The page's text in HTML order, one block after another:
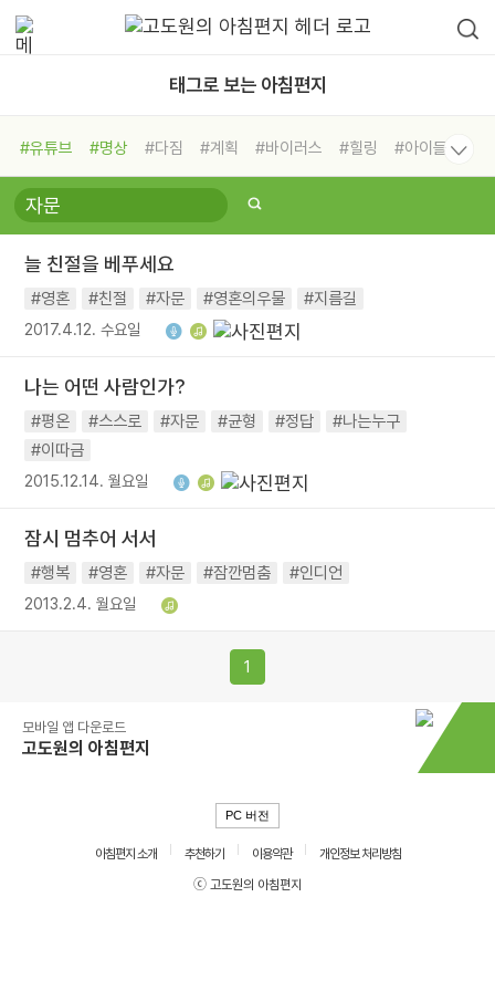
태그로 보는 아침편지
#유튜브 #명상 #다짐 #계획 #바이러스 #힐링
#아이들
#비전캠프
#독서캠프 #삶
#희망
#나눔 #친구 #링컨학교
#독서
#건강 #면역력
늘 친절을 베푸세요
#영혼 #친절 #자문 #영혼의우물 #지름길
2017.4.12. 수요일
나는 어떤 사람인가?
#평온 #스스로 #자문 #균형 #정답
#나는누구
#이따금
2015.12.14. 월요일
잠시 멈추어 서서
#행복 #영혼 #자문 #잠깐멈춤 #인디언
2013.2.4. 월요일
1
모바일 앱 다운로드
고도원의 아침편지
PC 버전
아침편지 소개 추천하기 이용약관
개인정보 처리방침
ⓒ 고도원의 아침편지